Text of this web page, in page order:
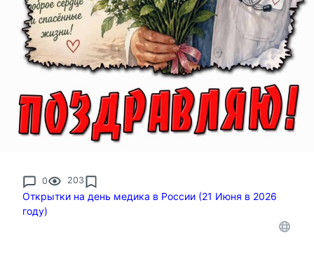
0 203
Открытки на день медика в России (21 Июня в 2026
году)